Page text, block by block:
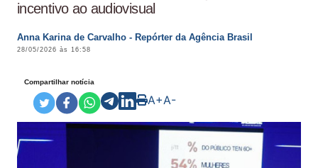
incentivo ao audiovisual
Anna Karina de Carvalho - Repórter da Agência Brasil
28/05/2026 às 16:58
Compartilhar notícia
A+A-